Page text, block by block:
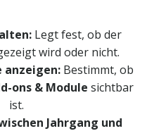
Legt fest, ob der
wird oder nicht.
anzeigen:Bestimmt, ob
ons & Module sichtbar
ist.
Jahrgang und